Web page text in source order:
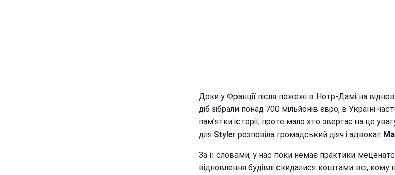
Доки у Франції після пожежі в Нотр-Дамі на
діб зібрали понад 700 мільйонів євро, в Україні
пам’ятки історії, проте мало хто звертає на це
для Styler розповіла громадський діяч і адвокат
За її словами, у нас поки немає практики
відновлення будівлі скидалися коштами всі,